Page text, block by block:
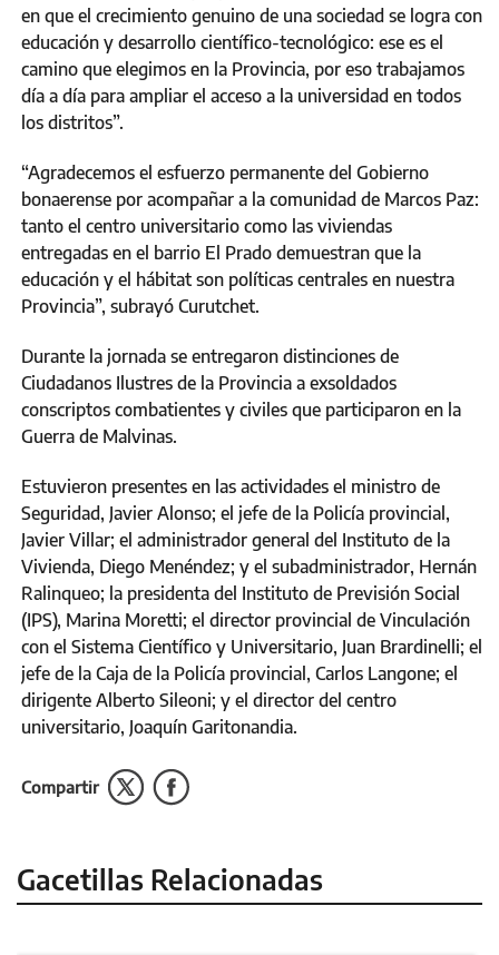
en que el crecimiento genuino de una sociedad se logra con
educación y desarrollo científico-tecnológico: ese es el
camino que elegimos en la Provincia, por eso trabajamos
día a día para ampliar el acceso a la universidad en todos
los distritos”.
“Agradecemos el esfuerzo permanente del Gobierno
bonaerense por acompañar a la comunidad de Marcos Paz:
tanto el centro universitario como las viviendas
entregadas en el barrio El Prado demuestran que la
educación y el hábitat son políticas centrales en nuestra
Provincia”, subrayó Curutchet.
Durante la jornada se entregaron distinciones de
Ciudadanos Ilustres de la Provincia a exsoldados
conscriptos combatientes y civiles que participaron en la
Guerra de Malvinas.
Estuvieron presentes en las actividades el ministro de
Seguridad, Javier Alonso; el jefe de la Policía provincial,
Javier Villar; el administrador general del Instituto de la
Vivienda, Diego Menéndez; y el subadministrador, Hernán
Ralinqueo; la presidenta del Instituto de Previsión Social
(IPS), Marina Moretti; el director provincial de Vinculación
con el Sistema Científico y Universitario, Juan Brardinelli; el
jefe de la Caja de la Policía provincial, Carlos Langone; el
dirigente Alberto Sileoni; y el director del centro
universitario, Joaquín Garitonandia.
Compartir
Gacetillas Relacionadas